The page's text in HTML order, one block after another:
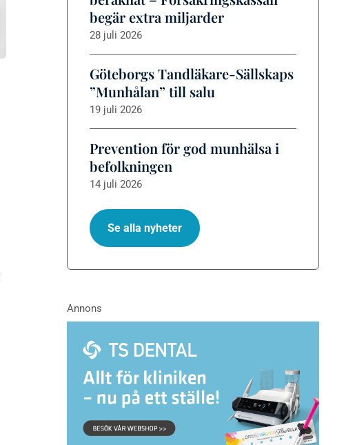
begär extra miljarder
28 juli 2026
Göteborgs Tandläkare-Sällskaps
”Munhålan” till salu
19 juli 2026
Prevention för god munhälsa i
befolkningen
14 juli 2026
Se alla nyheter